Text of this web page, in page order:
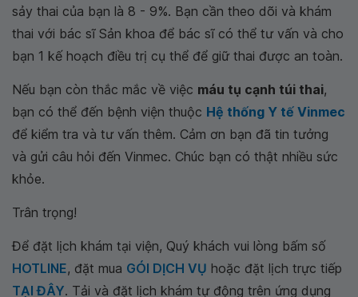
sảy thai của bạn là 8 - 9%. Bạn cần theo dõi và khám
thai với bác sĩ Sản khoa để bác sĩ có thể tư vấn và cho
bạn 1 kế hoạch điều trị cụ thể để giữ thai được an toàn.
Nếu bạn còn thắc mắc về việc máu tụ cạnh túi thai,
bạn có thể đến bệnh viện thuộc Hệ thống Y tế Vinmec
để kiểm tra và tư vấn thêm. Cảm ơn bạn đã tin tưởng
và gửi câu hỏi đến Vinmec. Chúc bạn có thật nhiều sức
khỏe.
Trân trọng!
Để đặt lịch khám tại viện, Quý khách vui lòng bấm số
HOTLINE, đặt mua GÓI DỊCH VỤ hoặc đặt lịch trực tiếp
TẠI ĐÂY. Tải và đặt lịch khám tự động trên ứng dụng